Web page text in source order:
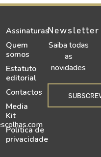
Assinaturas
Quem
somos
Estatuto
editorial
Contactos
Media
Kit
Política de
privacidade
Newsletter
Saiba todas
as
novidades